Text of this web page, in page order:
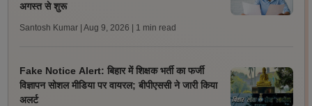
अगस्त से शुरू
Santosh Kumar | Aug 9, 2026 | 1 min read
Fake Notice Alert: बिहार में शिक्षक भर्ती का फर्जी
विज्ञापन सोशल मीडिया पर वायरल; बीपीएससी ने जारी किया
अलर्ट